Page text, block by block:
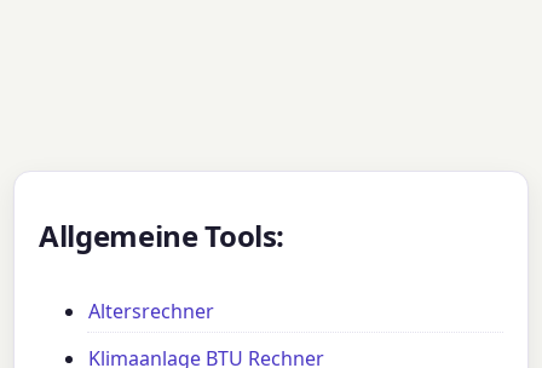
Allgemeine Tools:
Altersrechner
Klimaanlage BTU Rechner